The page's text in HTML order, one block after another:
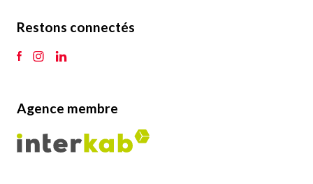
Restons connectés
Agence membre